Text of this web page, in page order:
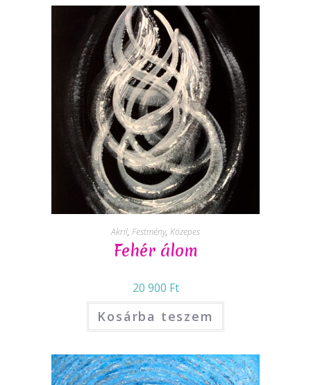
Akril, Festmény, Közepes
Fehér álom
20 900 Ft
Kosárba teszem